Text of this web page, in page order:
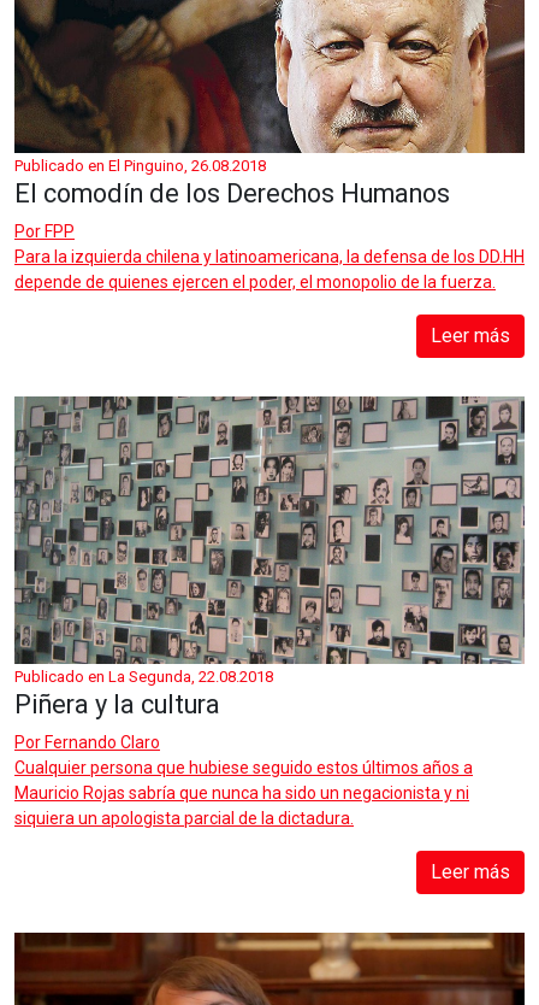
Publicado en El Pinguino, 26.08.2018
El comodín de los Derechos Humanos
Por FPP
Para la izquierda chilena y latinoamericana, la defensa de los DD.HH
depende de quienes ejercen el poder, el monopolio de la fuerza.
Leer más
Publicado en La Segunda, 22.08.2018
Piñera y la cultura
PorFernando Claro
Cualquier persona que hubiese seguido estos últimos años a
Mauricio Rojas sabría que nunca ha sido un negacionista y ni
siquiera un apologista parcial de la dictadura.
Leer más